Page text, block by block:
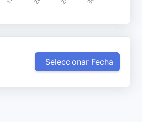
Seleccionar Fecha